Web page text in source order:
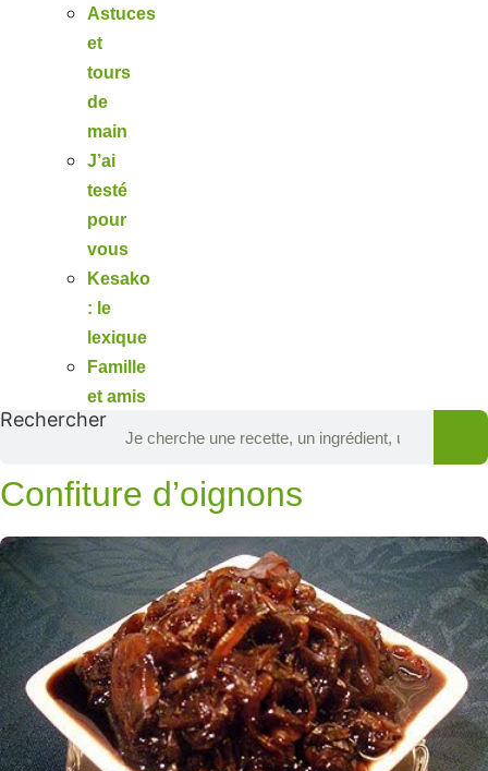
Astuces
et
tours
de
main
J’ai
testé
pour
vous
Kesako
: le
lexique
Famille
et amis
Rechercher
Confiture d’oignons